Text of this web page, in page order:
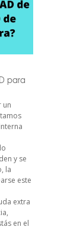
para
un
y se
la
este
extra
en el